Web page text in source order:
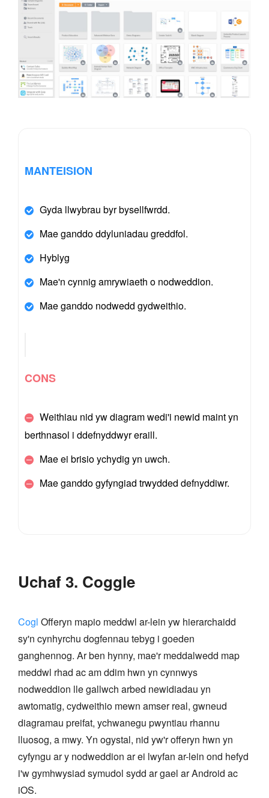
MANTEISION
Gyda llwybrau byr bysellfwrdd.
Mae ganddo ddyluniadau greddfol.
Hyblyg
Mae'n cynnig amrywiaeth o nodweddion.
Mae ganddo nodwedd gydweithio.
CONS
Weithiau nid yw diagram wedi'i newid maint yn
berthnasol i ddefnyddwyr eraill.
Mae ei brisio ychydig yn uwch.
Mae ganddo gyfyngiad trwydded defnyddiwr.
Uchaf 3. Coggle
Cogl Offeryn mapio meddwl ar-lein yw hierarchaidd
sy'n cynhyrchu dogfennau tebyg i goeden
ganghennog. Ar ben hynny, mae'r meddalwedd map
meddwl rhad ac am ddim hwn yn cynnwys
nodweddion lle gallwch arbed newidiadau yn
awtomatig, cydweithio mewn amser real, gwneud
diagramau preifat, ychwanegu pwyntiau rhannu
lluosog, a mwy. Yn ogystal, nid yw'r offeryn hwn yn
cyfyngu ar y nodweddion ar ei lwyfan ar-lein ond hefyd
i'w gymhwysiad symudol sydd ar gael ar Android ac
iOS.